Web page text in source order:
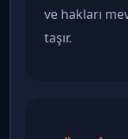
ve hakları
taşır.